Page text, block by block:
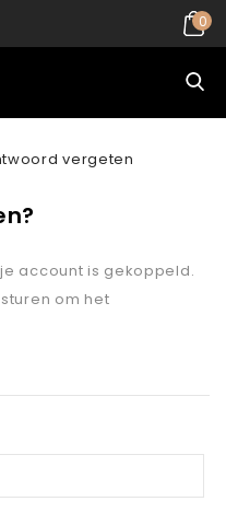
0
vergeten
account is gekoppeld.
om het